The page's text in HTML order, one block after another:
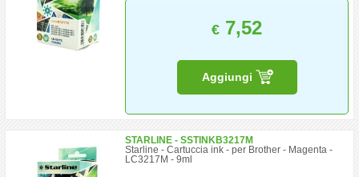
€ 7,52
Aggiungi
STARLINE - SSTINKB3217M
Starline - Cartuccia ink - per Brother - Magenta -
LC3217M - 9ml